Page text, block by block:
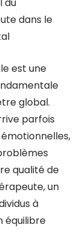
dans le
est une
global.
parfois
qualité de
un
à
équilibre